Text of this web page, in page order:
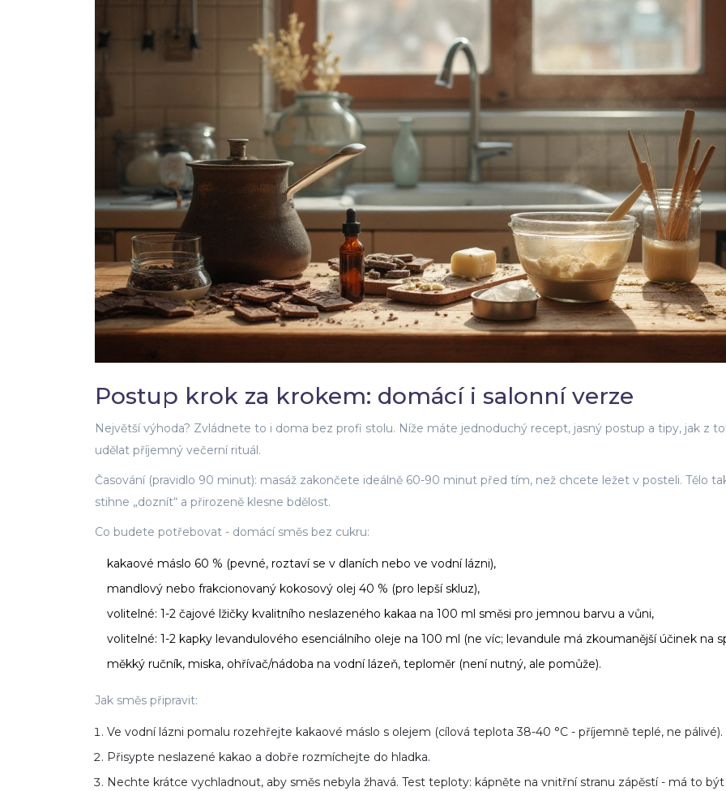
Postup krok za krokem: domácí i salonní verze
Největší výhoda? Zvládnete to i doma bez profi stolu. Níže máte jednoduchý recept, jasný postup a tipy, jak z
udělat příjemný večerní rituál.
Časování (pravidlo 90 minut): masáž zakončete ideálně 60-90 minut před tím, než chcete ležet v posteli. Tělo
stihne „doznít“ a přirozeně klesne bdělost.
Co budete potřebovat - domácí směs bez cukru:
kakaové máslo 60 % (pevné, roztaví se v dlaních nebo ve vodní lázni),
mandlový nebo frakcionovaný kokosový olej 40 % (pro lepší skluz),
volitelné: 1-2 čajové lžičky kvalitního neslazeného kakaa na 100 ml směsi pro jemnou barvu a vůni,
volitelné: 1-2 kapky levandulového esenciálního oleje na 100 ml (ne víc; levandule má zkoumanější účinek na
měkký ručník, miska, ohřívač/nádoba na vodní lázeň, teploměr (není nutný, ale pomůže).
Jak směs připravit:
Ve vodní lázni pomalu rozehřejte kakaové máslo s olejem (cílová teplota 38-40 °C - příjemně teplé, ne pálivé).
Přisypte neslazené kakao a dobře rozmíchejte do hladka.
Nechte krátce vychladnout, aby směs nebyla žhavá. Test teploty: kápněte na vnitřní stranu zápěstí - má to být